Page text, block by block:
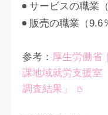
サービスの職業（
販売の職業（9.6
参考： 厚生労働省
課地域就労支援室
調査結果」